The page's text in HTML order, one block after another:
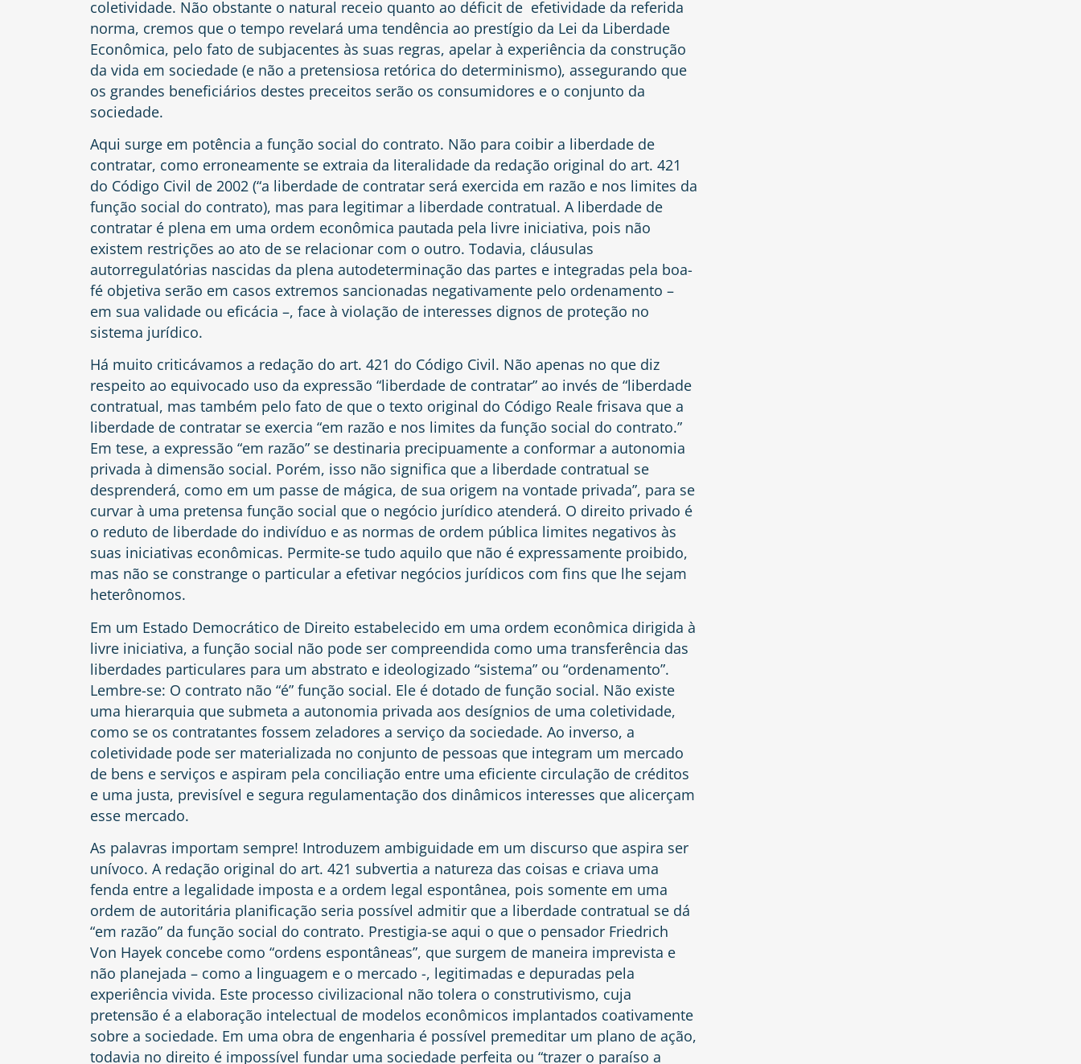
coletividade. Não obstante o natural receio quanto ao déficit de efetividade da referida
norma, cremos que o tempo revelará uma tendência ao prestígio da Lei da Liberdade
Econômica, pelo fato de subjacentes às suas regras, apelar à experiência da construção
da vida em sociedade (e não a pretensiosa retórica do determinismo), assegurando que
os grandes beneficiários destes preceitos serão os consumidores e o conjunto da
sociedade.
Aqui surge em potência a função social do contrato. Não para coibir a liberdade de
contratar, como erroneamente se extraia da literalidade da redação original do art. 421
do Código Civil de 2002 (“a liberdade de contratar será exercida em razão e nos limites da
função social do contrato), mas para legitimar a liberdade contratual. A liberdade de
contratar é plena em uma ordem econômica pautada pela livre iniciativa, pois não
existem restrições ao ato de se relacionar com o outro. Todavia, cláusulas
autorregulatórias nascidas da plena autodeterminação das partes e integradas pela boa-
fé objetiva serão em casos extremos sancionadas negativamente pelo ordenamento –
em sua validade ou eficácia –, face à violação de interesses dignos de proteção no
sistema jurídico.
Há muito criticávamos a redação do art. 421 do Código Civil. Não apenas no que diz
respeito ao equivocado uso da expressão “liberdade de contratar” ao invés de “liberdade
contratual, mas também pelo fato de que o texto original do Código Reale frisava que a
liberdade de contratar se exercia “em razão e nos limites da função social do contrato.”
Em tese, a expressão “em razão” se destinaria precipuamente a conformar a autonomia
privada à dimensão social. Porém, isso não significa que a liberdade contratual se
desprenderá, como em um passe de mágica, de sua origem na vontade privada”, para se
curvar à uma pretensa função social que o negócio jurídico atenderá. O direito privado é
o reduto de liberdade do indivíduo e as normas de ordem pública limites negativos às
suas iniciativas econômicas. Permite-se tudo aquilo que não é expressamente proibido,
mas não se constrange o particular a efetivar negócios jurídicos com fins que lhe sejam
heterônomos.
Em um Estado Democrático de Direito estabelecido em uma ordem econômica dirigida à
livre iniciativa, a função social não pode ser compreendida como uma transferência das
liberdades particulares para um abstrato e ideologizado “sistema” ou “ordenamento”.
Lembre-se: O contrato não “é” função social. Ele é dotado de função social. Não existe
uma hierarquia que submeta a autonomia privada aos desígnios de uma coletividade,
como se os contratantes fossem zeladores a serviço da sociedade. Ao inverso, a
coletividade pode ser materializada no conjunto de pessoas que integram um mercado
de bens e serviços e aspiram pela conciliação entre uma eficiente circulação de créditos
e uma justa, previsível e segura regulamentação dos dinâmicos interesses que alicerçam
esse mercado.
As palavras importam sempre! Introduzem ambiguidade em um discurso que aspira ser
unívoco. A redação original do art. 421 subvertia a natureza das coisas e criava uma
fenda entre a legalidade imposta e a ordem legal espontânea, pois somente em uma
ordem de autoritária planificação seria possível admitir que a liberdade contratual se dá
“em razão” da função social do contrato. Prestigia-se aqui o que o pensador Friedrich
Von Hayek concebe como “ordens espontâneas”, que surgem de maneira imprevista e
não planejada – como a linguagem e o mercado -, legitimadas e depuradas pela
experiência vivida. Este processo civilizacional não tolera o construtivismo, cuja
pretensão é a elaboração intelectual de modelos econômicos implantados coativamente
sobre a sociedade. Em uma obra de engenharia é possível premeditar um plano de ação,
todavia no direito é impossível fundar uma sociedade perfeita ou “trazer o paraíso a